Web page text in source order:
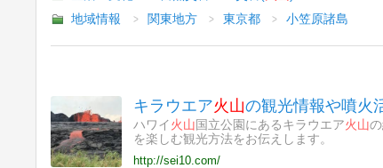
地域情報
関東地方 東京都 小笠原諸島
キラウエア火山の観光情報や噴火
ハワイ 火山 国立公園にあるキラウエア火山
を楽しむ観光方法をお伝えします。
http://sei10.com/